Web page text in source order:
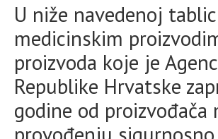
U niže navedenoj
medicinskim
proizvoda koje je
Republike Hrvatske
godine od proizvođača